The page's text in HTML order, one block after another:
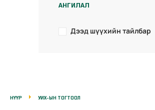
АНГИЛАЛ
Дээд шүүхийн тайлбар
НҮҮР УИХ-ЫН ТОГТООЛ